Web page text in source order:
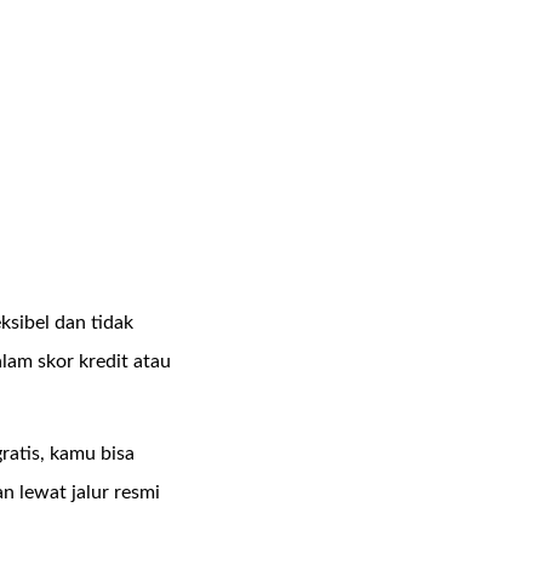
dan tidak
skor kredit atau
kamu bisa
lewat jalur resmi